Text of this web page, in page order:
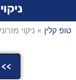
טופ קלין » ניקוי